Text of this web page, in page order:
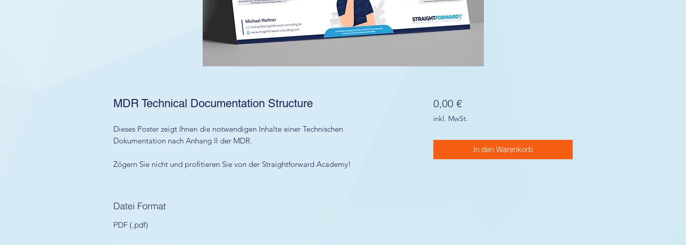
MDR Technical Documentation Structure
Dieses Poster zeigt Ihnen die notwendigen Inhalte einer Technischen
Dokumentation nach Anhang II der MDR.
Zögern Sie nicht und profitieren Sie von der Straightforward Academy!
Datei Format
PDF (.pdf)
0,00 €Preis
inkl. MwSt.
In den Warenkorb